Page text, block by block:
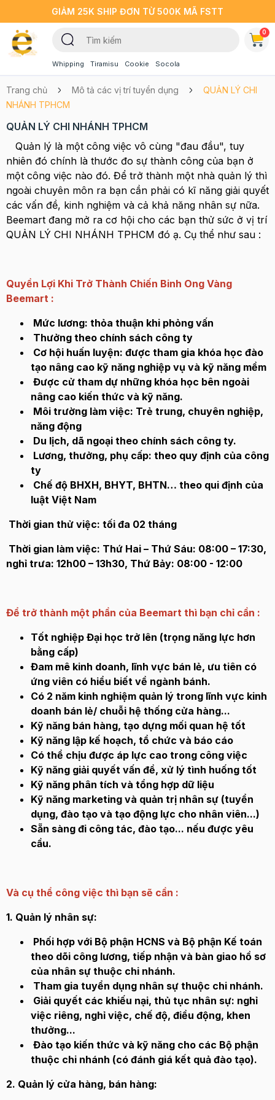
GIẢM 25K SHIP ĐƠN TỪ 500K MÃ FSTT
Whipping Tiramisu Cookie Socola
0
Trang chủ Mô tả các vị trí tuyển dụng
QUẢN LÝ CHI
NHÁNH TPHCM
QUẢN LÝ CHI NHÁNH TPHCM
Quản lý là một công việc vô cùng "đau đầu", tuy
nhiên đó chính là thước đo sự thành công của bạn ở
một công việc nào đó. Để trở thành một nhà quản lý thì
ngoài chuyên môn ra bạn cần phải có kĩ năng giải quyết
các vấn đề, kinh nghiệm và cả khả năng nhân sự nữa.
Beemart đang mở ra cơ hội cho các bạn thử sức ở vị trí
QUẢN LÝ CHI NHÁNH TPHCM đó ạ. Cụ thể như sau :
Quyền Lợi Khi Trở Thành Chiến Binh Ong Vàng
Beemart :
Mức lương: thỏa thuận khi phỏng vấn
Thưởng theo chính sách công ty
Cơ hội huấn luyện: được tham gia khóa học đào
tạo nâng cao kỹ năng nghiệp vụ và kỹ năng mềm
Được cử tham dự những khóa học bên ngoài
nâng cao kiến thức và kỹ năng.
Môi trường làm việc: Trẻ trung, chuyên nghiệp,
năng động
Du lịch, dã ngoại theo chính sách công ty.
Lương, thưởng, phụ cấp: theo quy định của công
ty
Chế độ BHXH, BHYT, BHTN… theo qui định của
luật Việt Nam
Thời gian thử việc: tối đa 02 tháng
Thời gian làm việc: Thứ Hai – Thứ Sáu: 08:00 – 17:30,
nghỉ trưa: 12h00 – 13h30, Thứ Bảy: 08:00 - 12:00
Để trở thành một phần của Beemart thì bạn chỉ cần :
Tốt nghiệp Đại học trở lên (trọng năng lực hơn
bằng cấp)
Đam mê kinh doanh, lĩnh vực bán lẻ, ưu tiên có
ứng viên có hiểu biết về ngành bánh.
Có 2 năm kinh nghiệm quản lý trong lĩnh vực kinh
doanh bán lẻ/ chuỗi hệ thống cửa hàng...
Kỹ năng bán hàng, tạo dựng mối quan hệ tốt
Kỹ năng lập kế hoạch, tổ chức và báo cáo
Có thể chịu được áp lực cao trong công việc
Kỹ năng giải quyết vấn đề, xử lý tình huống tốt
Kỹ năng phân tích và tổng hợp dữ liệu
Kỹ năng marketing và quản trị nhân sự (tuyển
dụng, đào tạo và tạo động lực cho nhân viên...)
Sẵn sàng đi công tác, đào tạo... nếu được yêu
cầu.
Và cụ thể công việc thì bạn sẽ cần :
1. Quản lý nhân sự:
Phối hợp với Bộ phận HCNS và Bộ phận Kế toán
theo dõi công lương, tiếp nhận và bàn giao hồ sơ
của nhân sự thuộc chi nhánh.
Tham gia tuyển dụng nhân sự thuộc chi nhánh.
Giải quyết các khiếu nại, thủ tục nhân sự: nghỉ
việc riêng, nghỉ việc, chế độ, điều động, khen
thưởng...
Đào tạo kiến thức và kỹ năng cho các Bộ phận
thuộc chi nhánh (có đánh giá kết quả đào tạo).
2. Quản lý cửa hàng, bán hàng: